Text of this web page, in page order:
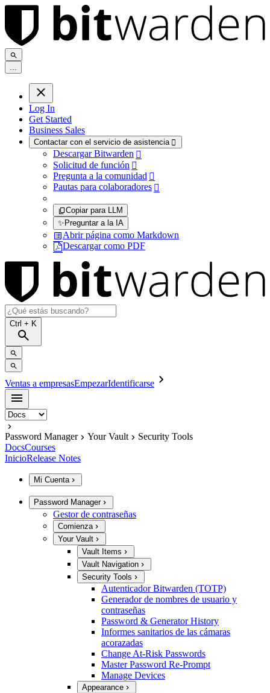
...
Log In
Get Started
Business Sales
Contactar con el servicio de asistencia 
Descargar Bitwarden 
Solicitud de función 
Pregunta a la comunidad 
Pautas para colaboradores 
Copiar para LLM
✨Preguntar a la IA
Abrir página como Markdown
Descargar como PDF
Ctrl + K
Ventas a empresasEmpezarIdentificarse
Password Manager Your Vault
Security Tools
DocsCourses
InicioRelease Notes
Mi Cuenta
Password Manager
Gestor de contraseñas
Comienza
Your Vault
Vault Items
Vault Navigation
Security Tools
Autenticador Bitwarden (TOTP)
Generador de nombres de usuario y
contraseñas
Password & Generator History
Informes sanitarios de las cámaras
acorazadas
Change At-Risk Passwords
Master Password Re-Prompt
Manage Devices
Appearance